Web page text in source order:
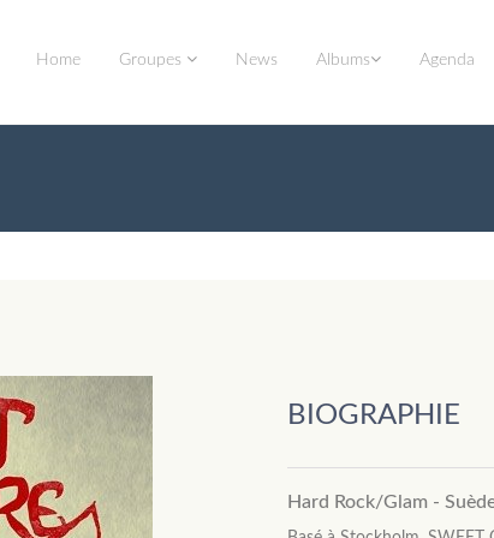
Home Groupes News Albums Agenda
BIOGRAPHIE
Hard Rock/Glam -